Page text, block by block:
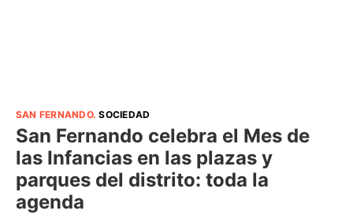
SAN FERNANDO.SOCIEDAD
San Fernando celebra el Mes de
las Infancias en las plazas y
parques del distrito: toda la
agenda